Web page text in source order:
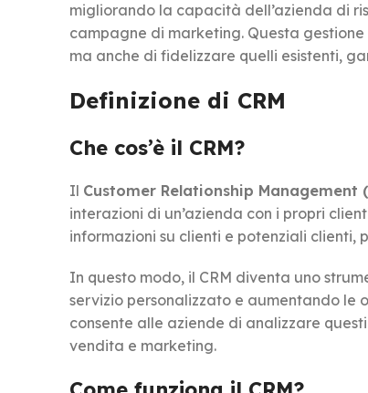
migliorando la capacità dell’azienda di
campagne di marketing. Questa
ma anche di fidelizzare quelli esistenti,
Definizione di CRM
Che cos’è il CRM?
Il Customer Relationship Management
interazioni di un’azienda con i propri
informazioni su clienti e potenziali
In questo modo, il CRM diventa uno
servizio personalizzato e aumentando le
consente alle aziende di analizzare
vendita e marketing.